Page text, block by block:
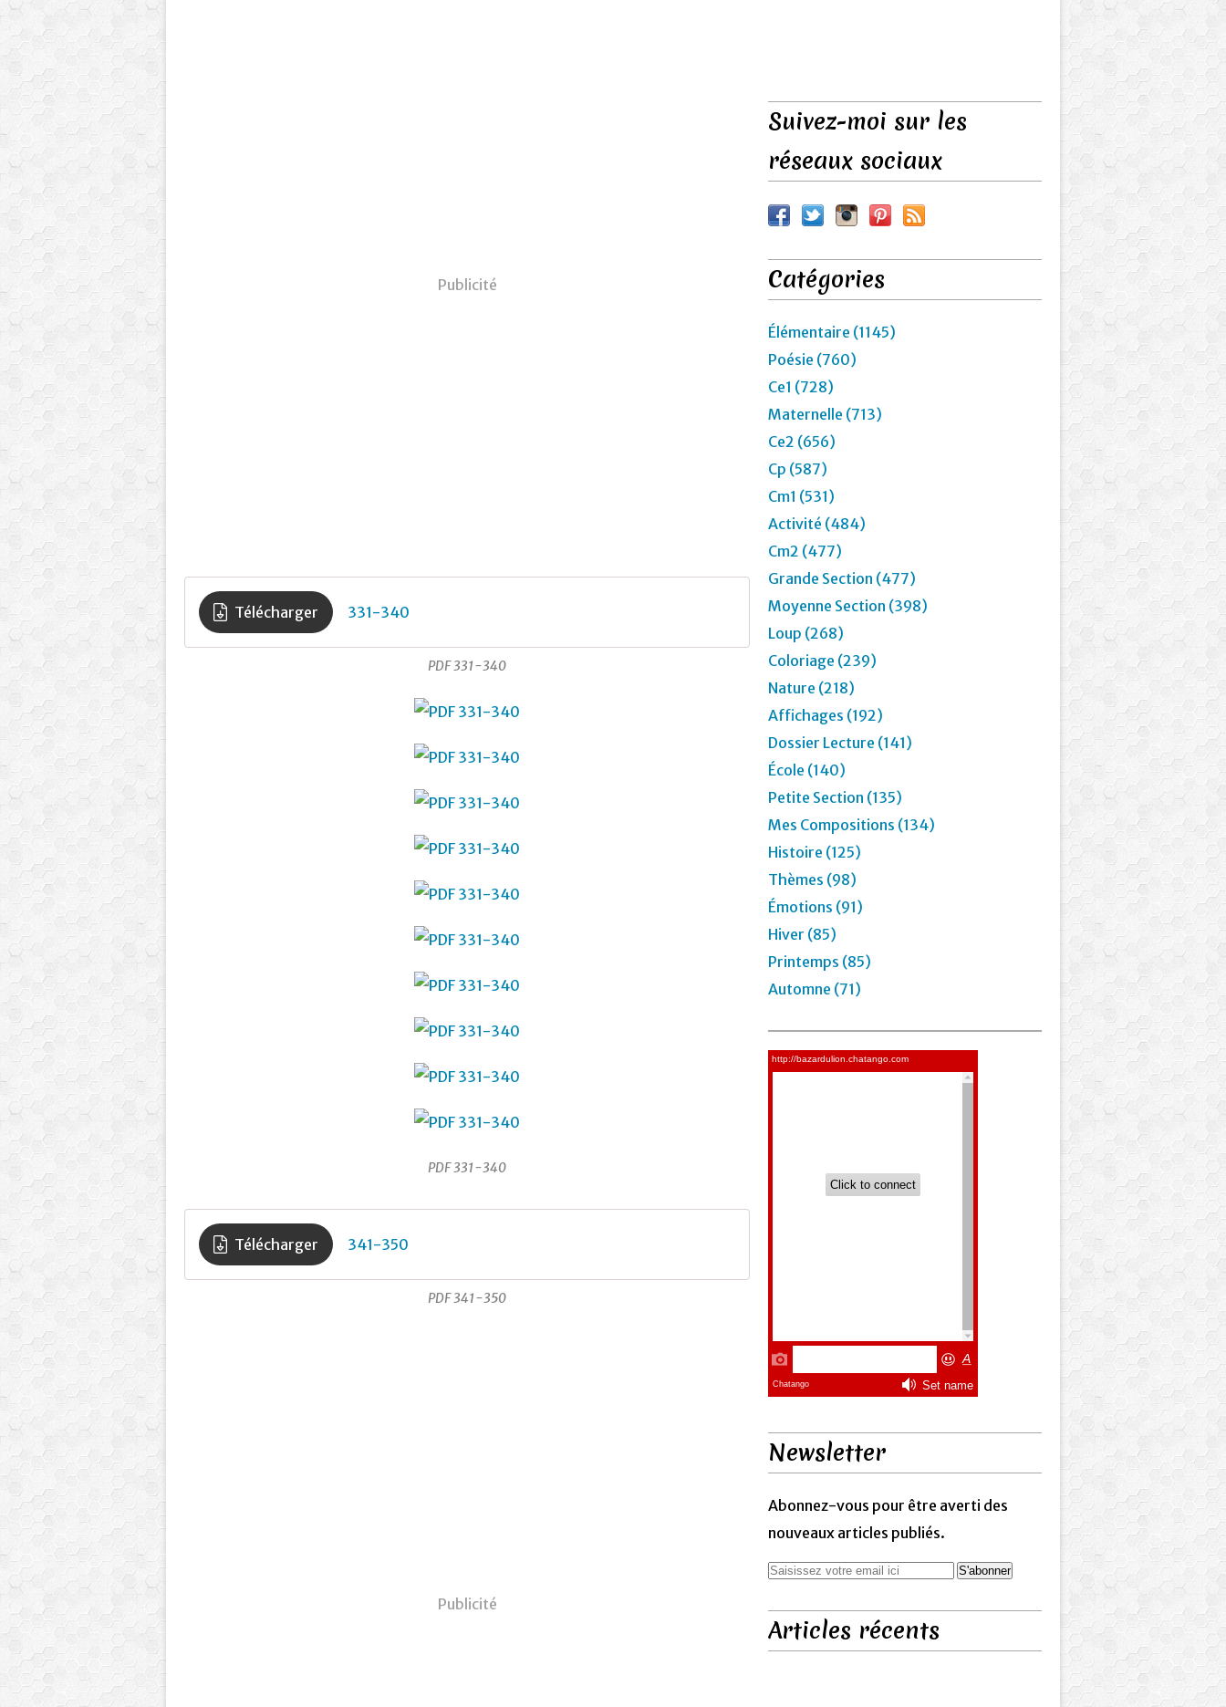
Publicité
Télécharger 331-340
PDF 331-340
PDF 331-340
Télécharger 341-350
PDF 341-350
Publicité
Suivez-moi sur les
réseaux sociaux
Catégories
Élémentaire (1145)
Poésie (760)
Ce1 (728)
Maternelle (713)
Ce2 (656)
Cp (587)
Cm1 (531)
Activité (484)
Cm2 (477)
Grande Section (477)
Moyenne Section (398)
Loup (268)
Coloriage (239)
Nature (218)
Affichages (192)
Dossier Lecture (141)
École (140)
Petite Section (135)
Mes Compositions (134)
Histoire (125)
Thèmes (98)
Émotions (91)
Hiver (85)
Printemps (85)
Automne (71)
Newsletter
Abonnez-vous pour être averti des
nouveaux articles publiés.
Articles récents